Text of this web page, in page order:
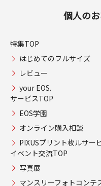
個人の
特集TOP
はじめてのフルサイズ
レビュー
your EOS.
サービスTOP
EOS学園
オンライン購入相談
PIXUSプリント枚ルサー
イベント交流TOP
写真展
マンスリーフォトコンテ